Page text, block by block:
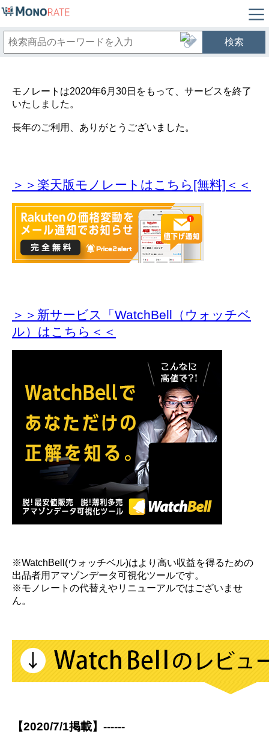
検索
モノレートは2020年6月30日をもって、サービスを終了
いたしました。
長年のご利用、ありがとうございました。
＞＞楽天版モノレートはこちら[無料]＜＜
＞＞新サービス「WatchBell（ウォッチベ
ル）はこちら＜＜
※WatchBell(ウォッチベル)はより高い収益を得るための
出品者用アマゾンデータ可視化ツールです。
※モノレートの代替えやリニューアルではございませ
ん。
【2020/7/1掲載】------